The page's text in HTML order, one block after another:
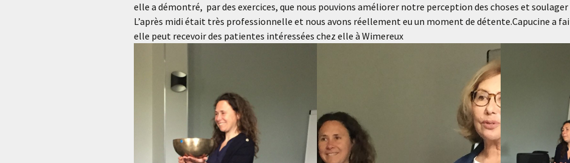
elle a démontré, par des exercices, que nous pouvions améliorer notre perception des choses et
L’après midi était très professionnelle et nous avons réellement eu un moment de détente.Capucine a
elle peut recevoir des patientes intéressées chez elle à Wimereux